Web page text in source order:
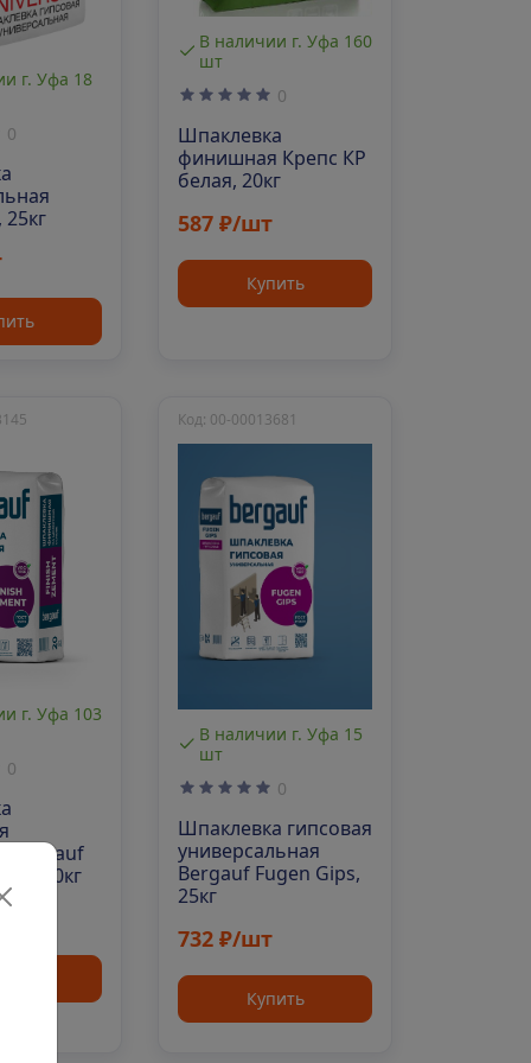
г. Уфа 18
0
25кг
В наличии г. Уфа 160
шт
0
Шпаклевка
финишная Крепс КР
белая, 20кг
587 ₽/шт
Купить
г. Уфа 103
0
Bergauf
20кг
В наличии г. Уфа 15
шт
Код: 00-00013681
0
Шпаклевка гипсовая
универсальная
Bergauf Fugen Gips,
25кг
732 ₽/шт
Купить